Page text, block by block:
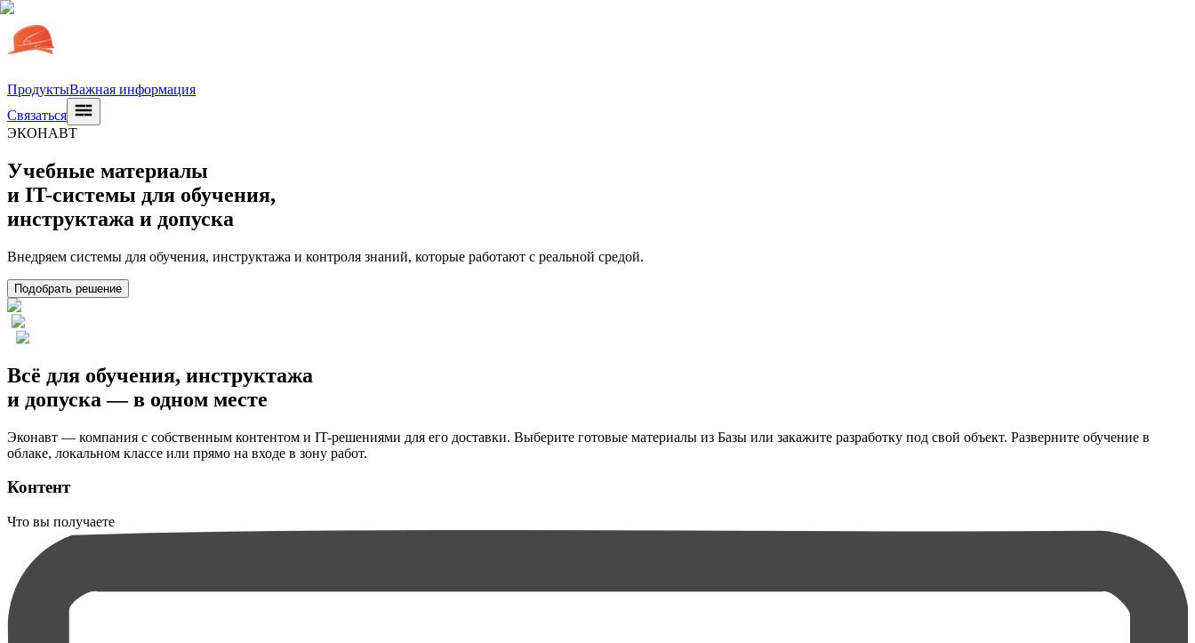
ПродуктыВажная информация
Связаться
ЭКОНАВТ
Учебные материалы
и IT-системы для обучения,
инструктажа и допуска
Внедряем системы для обучения, инструктажа и контроля знаний, которые работают с реальной средой.
Подобрать решение
Всё для обучения, инструктажа
и допуска — в одном месте
Эконавт — компания с собственным контентом и IT-решениями для его доставки. Выберите готовые материалы из Базы или закажите разработку под свой объект. Разверните обучение в
облаке, локальном классе или прямо на входе в зону работ.
Контент
Что вы получаете